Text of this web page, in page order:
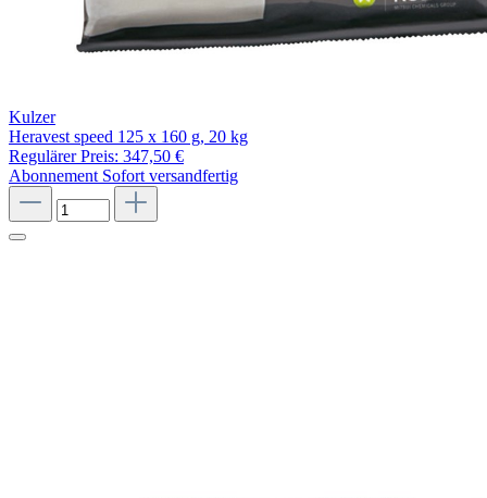
Kulzer
Heravest speed 125 x 160 g, 20 kg
Regulärer Preis: 347,50 €
Abonnement Sofort versandfertig